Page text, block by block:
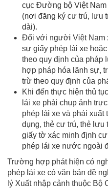
cục Đường bộ Việt Nam
(nơi đăng ký cư trú, lưu
dài).
Đối với người Việt Nam
sự giấy phép lái xe
theo quy định của pháp
hợp pháp hóa lãnh sự,
trừ theo quy định của
Khi đến thực hiện thủ
lái xe phải chụp ảnh
phép lái xe và phải
dụng, thẻ cư trú, thẻ lưu
giấy tờ xác minh định
phép lái xe nước ngoài
Trường hợp phát hiện có
phép lái xe có văn bản đề
lý Xuất nhập cảnh thuộc Bộ